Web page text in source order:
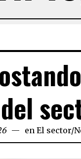
en El sector/